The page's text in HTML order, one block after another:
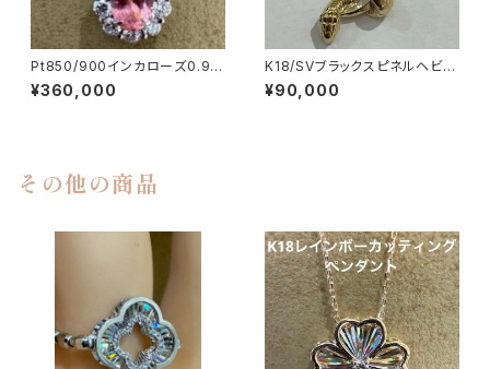
Pt850/900インカローズ0.99
ctダイヤ0.65ctペンダント
¥360,000
K18/SVブラックスピネルヘビペ
ンダントネックレス
¥90,000
その他の商品